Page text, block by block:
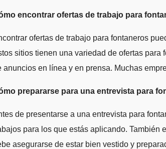
encontrar ofertas de trabajo para
ofertas de trabajo para fontaneros
sitios tienen una variedad de ofertas para
anuncios en línea y en prensa. Muchas
prepararse para una entrevista para
de presentarse a una entrevista para
para los que estás aplicando. También
asegurarse de estar bien vestido y